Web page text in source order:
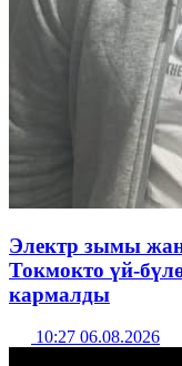
Электр зымы
Токмокто үй-
кармалды
10:27 06.08.2026